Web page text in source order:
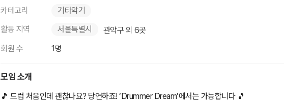
카테고리
기타악기
활동 지역
서울특별시
관악구 외 6곳
회원 수
1명
모임 소개
🎵 드럼 처음인데 괜찮나요? 당연하죠! ‘Drummer Dream’에서는 가능합니다 🎵